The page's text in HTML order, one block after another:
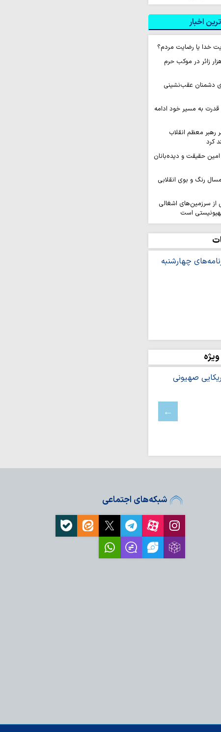
اخبار
خدا یا رضایت مردم؟
روزانه ۱۰ هزار زائر در موکب حرم
دشمنان عقب‌نشینی
به مسیر خود ادامه
رهبر معظم انقلاب
کرد
امین حقیقت و دیده‌بانان
رنگ و بوی انقلابی
سرزمین‌های اشغالی
است
برگزار…
قدرت میدانی و
می‌گیرد
ثمره حضور مردم در
آستانه تحریم های
صهیونیستی امتناع…
فلسطینیان در کرانه
رژیم صهیونیستی حرکت…
نیازمند اقدام عملی
اهرم اقتدار جمهوری
سیاسی برای
نماد بیداری…
ملت ایران، عامل
عزت و اقتدار…
قدرت مقابل ملت ایران و
شبکه‌های اجتماعی